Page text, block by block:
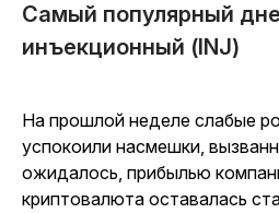
Самый популярный
инъекционный (INJ)
На прошлой неделе слабые
успокоили насмешки,
ожидалось, прибылью
криптовалюта оставалась